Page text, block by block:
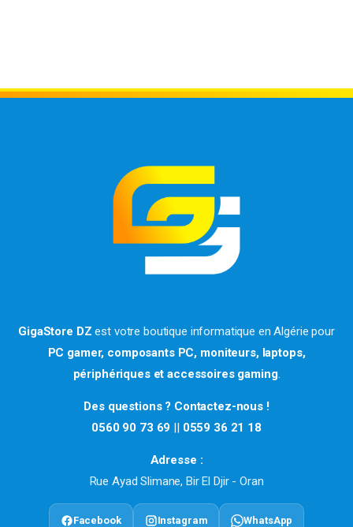
GigaStore DZ est votre boutique informatique en Algérie pour
PC gamer, composants PC, moniteurs, laptops,
périphériques et accessoires gaming.
Des questions ? Contactez-nous !
0560 90 73 69 || 0559 36 21 18
Adresse :
Rue Ayad Slimane, Bir El Djir - Oran
Facebook Instagram WhatsApp